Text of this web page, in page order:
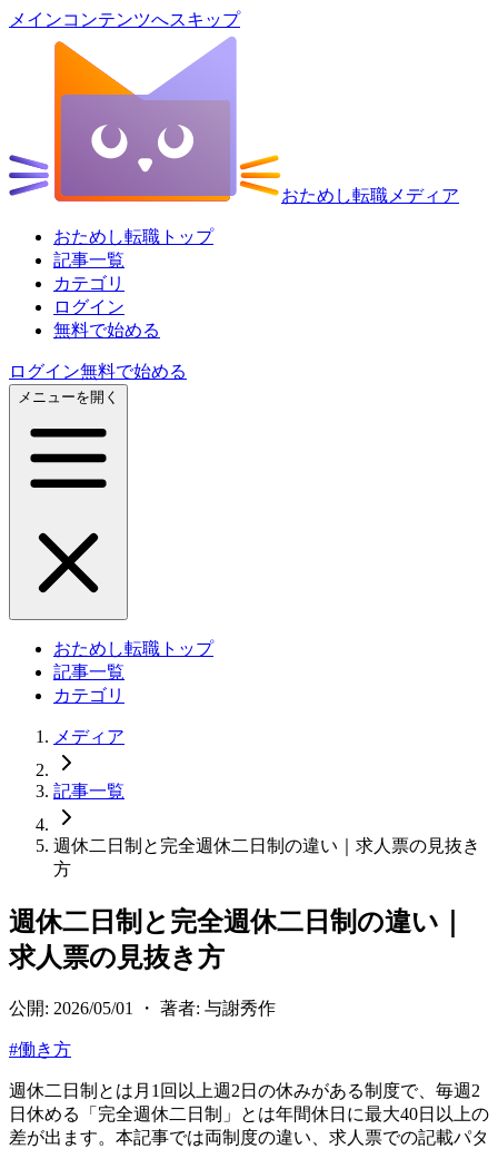
メインコンテンツへスキップ
おためし転職メディア
おためし転職トップ
記事一覧
カテゴリ
ログイン
無料で始める
ログイン無料で始める
メニューを開く
おためし転職トップ
記事一覧
カテゴリ
メディア
記事一覧
週休二日制と完全週休二日制の違い｜求人票の見抜き
方
週休二日制と完全週休二日制の違い｜
求人票の見抜き方
公開: 2026/05/01 ・ 著者: 与謝秀作
#働き方
週休二日制とは月1回以上週2日の休みがある制度で、毎週2
日休める「完全週休二日制」とは年間休日に最大40日以上の
差が出ます。本記事では両制度の違い、求人票での記載パタ